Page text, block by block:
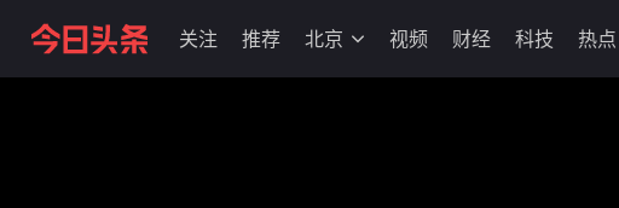
关注 推荐 北京 视频 财经 科技 热点